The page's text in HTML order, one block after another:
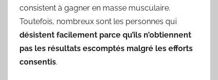
consistent à gagner en masse musculaire.
Toutefois, nombreux sont les personnes qui
désistent facilement parce qu’ils n’obtiennent
pas les résultats escomptés malgré les efforts
consentis.